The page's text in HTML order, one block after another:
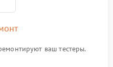
ваш тестеры.